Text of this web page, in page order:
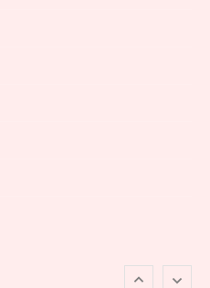
ile lat ma legenda